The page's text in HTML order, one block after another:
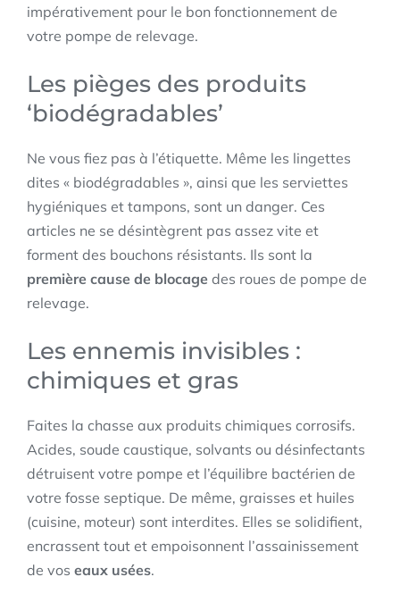
impérativement pour le bon fonctionnement de
votre pompe de relevage.
Les pièges des produits
‘biodégradables’
Ne vous fiez pas à l’étiquette. Même les lingettes
dites « biodégradables », ainsi que les serviettes
hygiéniques et tampons, sont un danger. Ces
articles ne se désintègrent pas assez vite et
forment des bouchons résistants. Ils sont la
première cause de blocage des roues de pompe de
relevage.
Les ennemis invisibles :
chimiques et gras
Faites la chasse aux produits chimiques corrosifs.
Acides, soude caustique, solvants ou désinfectants
détruisent votre pompe et l’équilibre bactérien de
votre fosse septique. De même, graisses et huiles
(cuisine, moteur) sont interdites. Elles se solidifient,
encrassent tout et empoisonnent l’assainissement
de vos eaux usées.